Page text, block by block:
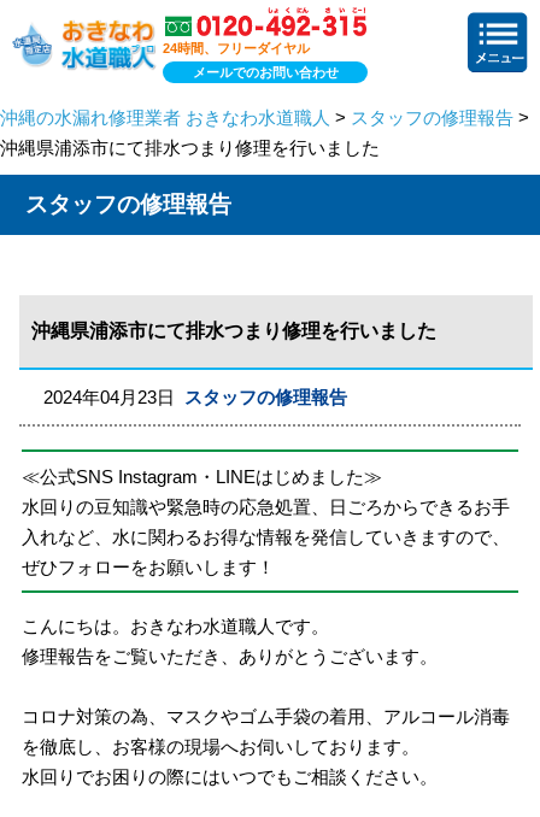
24時間、フリーダイヤル
メールでのお問い合わせ
沖縄の水漏れ修理業者 おきなわ水道職人 > スタッフの修理報告 >
沖縄県浦添市にて排水つまり修理を行いました
スタッフの修理報告
沖縄県浦添市にて排水つまり修理を行いました
2024年04月23日 スタッフの修理報告
≪公式SNS Instagram・LINEはじめました≫
水回りの豆知識や緊急時の応急処置、日ごろからできるお手
入れなど、水に関わるお得な情報を発信していきますので、
ぜひフォローをお願いします！
こんにちは。おきなわ水道職人です。
修理報告をご覧いただき、ありがとうございます。
コロナ対策の為、マスクやゴム手袋の着用、アルコール消毒
を徹底し、お客様の現場へお伺いしております。
水回りでお困りの際にはいつでもご相談ください。